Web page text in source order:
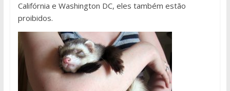
Califórnia e Washington DC, eles também estão
proibidos.